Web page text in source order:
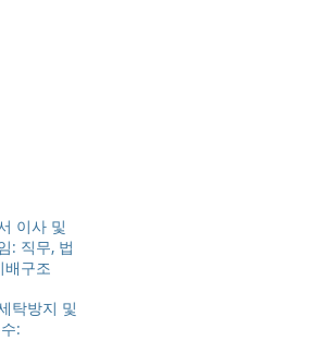
이사 및
: 직무, 법
배구조
탁방지 및
: